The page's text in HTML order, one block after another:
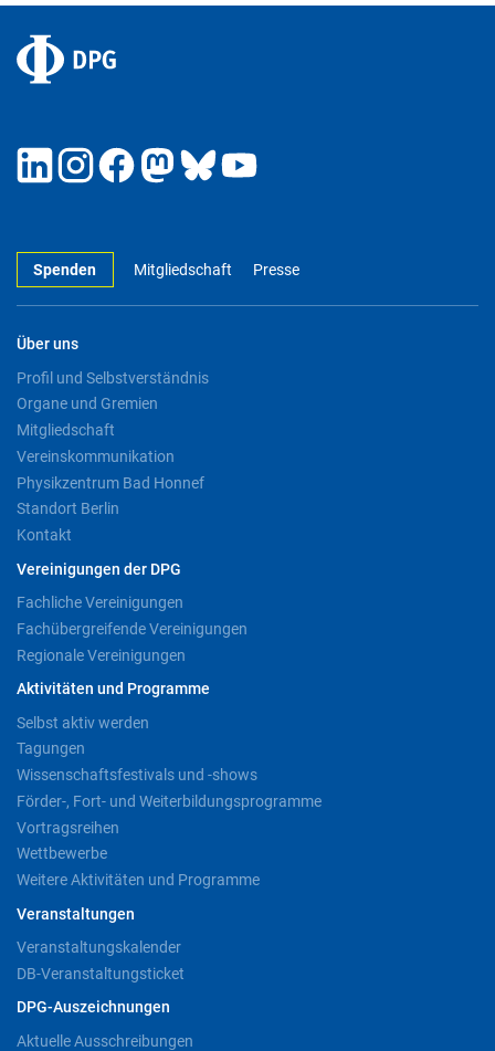
Spenden Mitgliedschaft Presse
Über uns
Profil und Selbstverständnis
Organe und Gremien
Mitgliedschaft
Vereinskommunikation
Physikzentrum Bad Honnef
Standort Berlin
Kontakt
Vereinigungen der DPG
Fachliche Vereinigungen
Fachübergreifende Vereinigungen
Regionale Vereinigungen
Aktivitäten und Programme
Selbst aktiv werden
Tagungen
Wissenschaftsfestivals und -shows
Förder-, Fort- und Weiterbildungsprogramme
Vortragsreihen
Wettbewerbe
Weitere Aktivitäten und Programme
Veranstaltungen
Veranstaltungskalender
DB-Veranstaltungsticket
DPG-Auszeichnungen
Aktuelle Ausschreibungen